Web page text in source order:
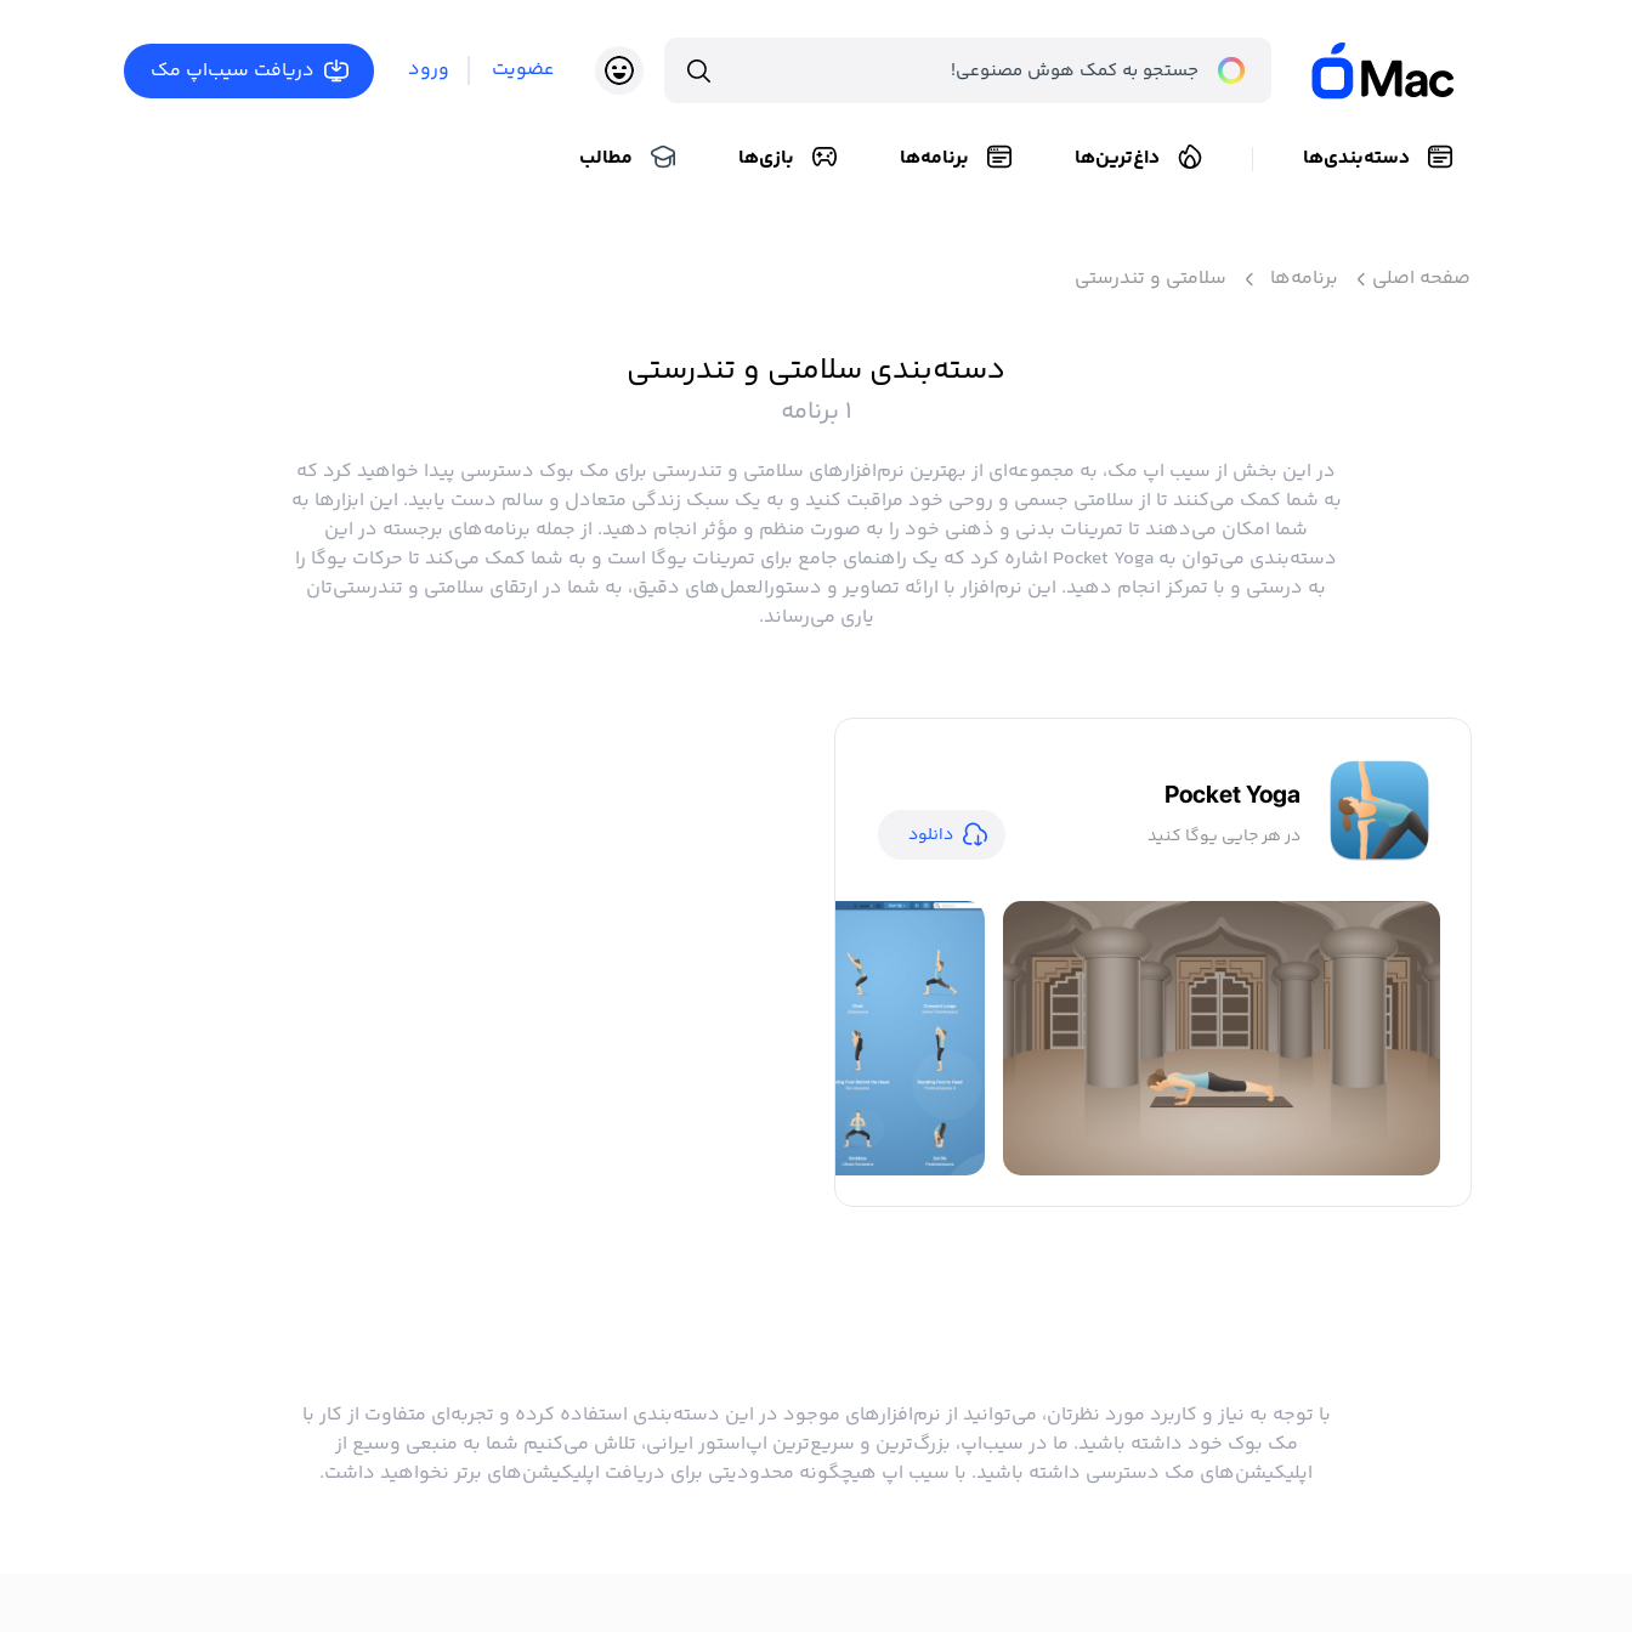
عضویت ورود دریافت سیب‌اپ مک
دسته‌بندی‌ها داغ‌ترین‌ها برنامه‌ها بازی‌ها مطالب
صفحه اصلی برنامه‌ها سلامتی و تندرستی
دسته‌بندی سلامتی و تندرستی
1 برنامه
در این بخش از سیب اپ مک، به مجموعه‌ای از بهترین نرم‌افزارهای سلامتی و تندرستی برای مک بوک دسترسی پیدا خواهید کرد که
به شما کمک می‌کنند تا از سلامتی جسمی و روحی خود مراقبت کنید و به یک سبک زندگی متعادل و سالم دست یابید. این ابزارها به
شما امکان می‌دهند تا تمرینات بدنی و ذهنی خود را به صورت منظم و مؤثر انجام دهید. از جمله برنامه‌های برجسته در این
دسته‌بندی می‌توان به Pocket Yoga اشاره کرد که یک راهنمای جامع برای تمرینات یوگا است و به شما کمک می‌کند تا حرکات یوگا را
به درستی و با تمرکز انجام دهید. این نرم‌افزار با ارائه تصاویر و دستورالعمل‌های دقیق، به شما در ارتقای سلامتی و تندرستی‌تان
یاری می‌رساند.
Pocket Yoga
در هر جایی یوگا کنید دانلود
با توجه به نیاز و کاربرد مورد نظرتان، می‌توانید از نرم‌افزارهای موجود در این دسته‌بندی استفاده کرده و تجربه‌ای متفاوت از کار با
مک بوک خود داشته باشید. ما در سیب‌‌اپ، بزرگ‌ترین و سریع‌ترین اپ‌استور ایرانی، تلاش می‌کنیم شما به منبعی وسیع از
اپلیکیشن‌های مک دسترسی داشته باشید. با سیب ‌اپ هیچگونه محدودیتی برای دریافت اپلیکیشن‌های برتر نخواهید داشت.